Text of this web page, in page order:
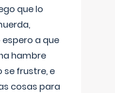
que lo
a que
hambre
se frustre, e
cosas para